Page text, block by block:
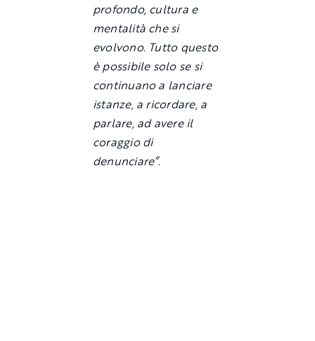
profondo, cultura e
mentalità che si
evolvono. Tutto questo
è possibile solo se si
continuano a lanciare
istanze, a ricordare, a
parlare, ad avere il
coraggio di
denunciare”.